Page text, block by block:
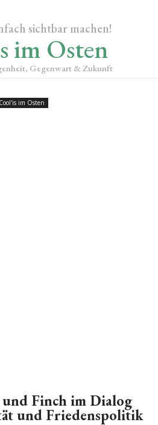
sichtbar machen!
im Osten
Gegenwart & Zukunft
Cool'is im Osten
Finch im Dialog
und Friedenspolitik